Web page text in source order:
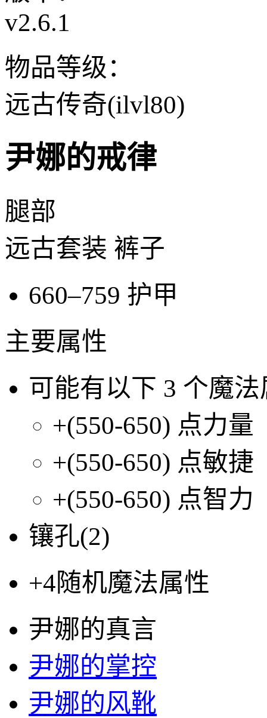
v2.6.1
物品等级：
远古传奇(ilvl80)
尹娜的戒律
腿部
远古套装 裤子
660–759 护甲
主要属性
可能有以下 3 个魔
+(550-650) 点力量
+(550-650) 点敏捷
+(550-650) 点智力
镶孔(2)
+4随机魔法属性
尹娜的真言
尹娜的掌控
尹娜的风靴